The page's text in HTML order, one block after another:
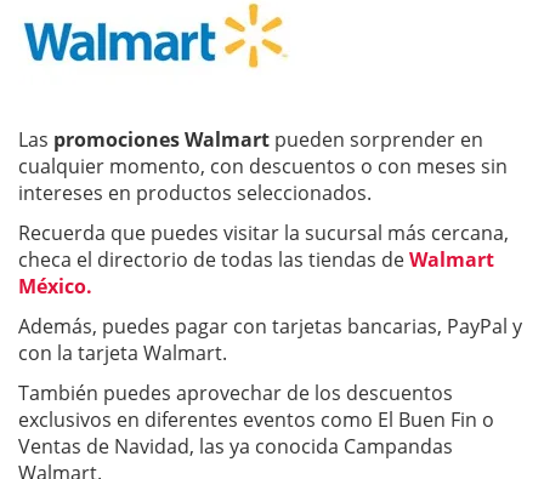
Las promociones Walmart pueden sorprender en
cualquier momento, con descuentos o con meses sin
intereses en productos seleccionados.
Recuerda que puedes visitar la sucursal más cercana,
checa el directorio de todas las tiendas deWalmart
México.
Además, puedes pagar con tarjetas bancarias, PayPal y
con la tarjeta Walmart.
También puedes aprovechar de los descuentos
exclusivos en diferentes eventos como El Buen Fin o
Ventas de Navidad, las ya conocida Campandas
Walmart.